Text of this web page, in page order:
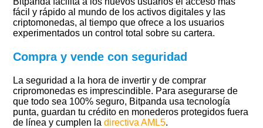
fácil y rápido al mundo de los activos digitales y las
criptomonedas, al tiempo que ofrece a los usuarios
experimentados un control total sobre su cartera.
Compra y vende con seguridad
La seguridad a la hora de invertir y de comprar
cripromonedas es imprescindible. Para asegurarse de
que todo sea 100% seguro, Bitpanda usa tecnología
punta, guardan tu crédito en monederos protegidos fuera
de línea y cumplen ladirectiva AML5.